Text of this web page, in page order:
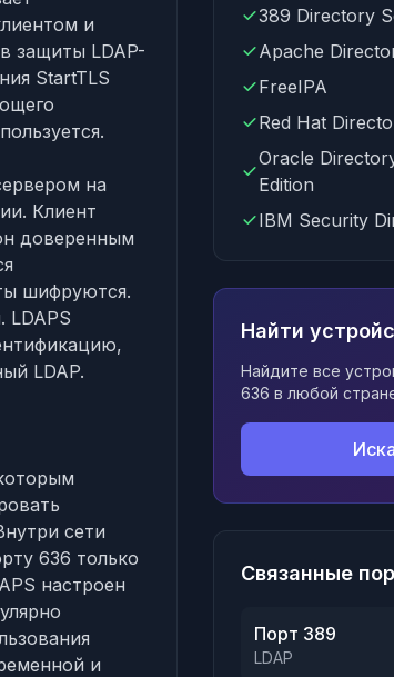
и
защиты LDAP-
StartTLS
на
Клиент
доверенным
шифруются.
LDAPS
LDAP.
сети
636 только
настроен
и
389 Directory
Apache
FreeIPA
Red Hat
Oracle
Edition
IBM Security
Найти
Найдите все
636 в любой
Связанные
Порт 389
LDAP